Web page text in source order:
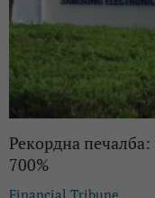
Рекордна печалба:
700%